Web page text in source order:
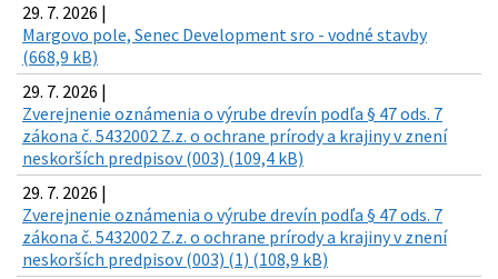
29. 7. 2026 |
Margovo pole, Senec Development sro - vodné stavby
(668,9 kB)
29. 7. 2026 |
Zverejnenie oznámenia o výrube drevín podľa § 47 ods. 7
zákona č. 5432002 Z.z. o ochrane prírody a krajiny v znení
neskorších predpisov (003) (109,4 kB)
29. 7. 2026 |
Zverejnenie oznámenia o výrube drevín podľa § 47 ods. 7
zákona č. 5432002 Z.z. o ochrane prírody a krajiny v znení
neskorších predpisov (003) (1) (108,9 kB)